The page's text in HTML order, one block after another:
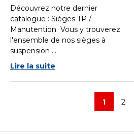
Découvrez notre dernier
catalogue : Sièges TP /
Manutention Vous y trouverez
l'ensemble de nos sièges à
suspension ...
Lire la suite
1 2